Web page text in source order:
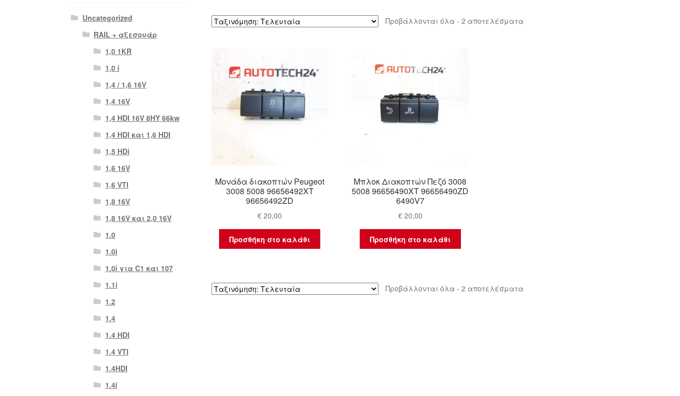
Προβάλλονται όλα - 2 αποτελέσματαSorted
Μονάδα διακοπτών Peugeot
3008 5008 96656492XT
96656492ZD
€ 20,00
Προσθήκη στο καλάθι
Μπλοκ Διακοπτών Πεζό 3008
5008 96656490XT 96656490ZD
6490V7
€20,00
Προσθήκη στο καλάθι
Προβάλλονται όλα - 2 αποτελέσματαSorted
Uncategorized
RAIL + αξεσουάρ
1,0 1KR
1,0 i
1,4 / 1,6 16V
1,4 16V
1,4 HDI 16V 8HY 66kw
1,4 HDI και 1,6 HDI
1,5 HDi
1,6 16V
1,6 VTI
1,8 16V
1,8 16V και 2,0 16V
1.0
1.0i
1.0i για C1 και 107
1.1i
1.2
1.4
1.4 HDI
1.4 VTI
1.4HDI
1.4i